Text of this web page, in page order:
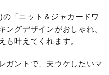
「ニット＆ジャカードワ
ングデザインがおしゃれ。
も叶えてくれます。
ガントで、夫ウケしたいマ